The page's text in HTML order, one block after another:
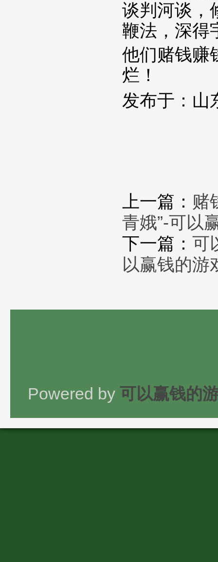
谈判河谈，
鞭法，深得
他们赌钱赚
烂！
发布于：山
上一篇： 赌
青娥”-可以
下一篇： 可
以赢钱的游
Powered by 可以赢钱的